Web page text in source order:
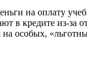
на оплату
в кредите из-за
особых,